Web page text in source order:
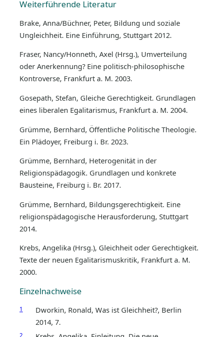
Weiterführende Literatur
Brake, Anna/Büchner, Peter, Bildung und soziale
Ungleichheit. Eine Einführung, Stuttgart 2012.
Fraser, Nancy/Honneth, Axel (Hrsg.), Umverteilung
oder Anerkennung? Eine politisch-philosophische
Kontroverse, Frankfurt a. M. 2003.
Gosepath, Stefan, Gleiche Gerechtigkeit. Grundlagen
eines liberalen Egalitarismus, Frankfurt a. M. 2004.
Grümme, Bernhard, Öffentliche Politische Theologie.
Ein Plädoyer, Freiburg i. Br. 2023.
Grümme, Bernhard, Heterogenität in der
Religionspädagogik. Grundlagen und konkrete
Bausteine, Freiburg i. Br. 2017.
Grümme, Bernhard, Bildungsgerechtigkeit. Eine
religionspädagogische Herausforderung, Stuttgart
2014.
Krebs, Angelika (Hrsg.), Gleichheit oder Gerechtigkeit.
Texte der neuen Egalitarismuskritik, Frankfurt a. M.
2000.
Einzelnachweise
1
Dworkin, Ronald, Was ist Gleichheit?, Berlin
2014, 7.
2